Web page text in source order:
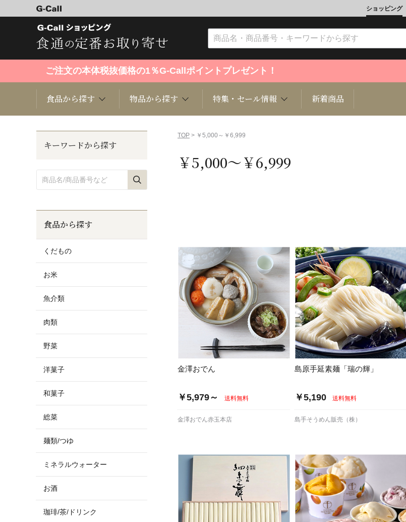
ショッピング
ご注文の本体税抜価格の1％G-Callポイントプレゼント！
食品から探す
お米
鍋 旬の食材 ギフト
物品から探す
芸能・文化
健康/美容 ペット関連
特集・セール情報 新着商品
TOP > ￥5,000～￥6,999
￥5,000～￥6,999
金澤おでん
￥5,979～ 送料無料
金澤おでん赤玉本店
島原手延素麺「瑞の輝」
￥5,190 送料無料
島手そうめん販売（株）
キーワードから探す
食品から探す
くだもの
お米
魚介類
肉類
野菜
洋菓子
和菓子
総菜
麺類/つゆ
ミネラルウォーター
お酒
珈琲/茶/ドリンク